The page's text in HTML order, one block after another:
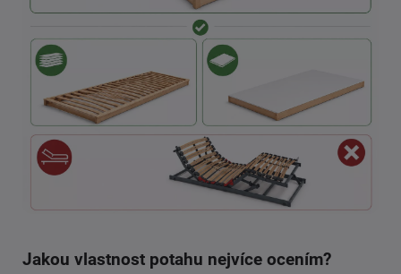
Jakou vlastnost potahu nejvíce ocením?